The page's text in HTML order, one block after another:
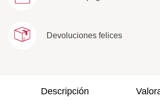
Devoluciones felices
Descripción